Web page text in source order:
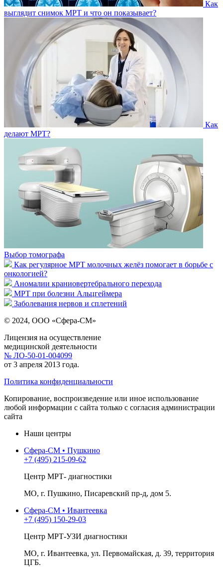
Как
выглядит снимок МРТ и что он показывает?
Как
делают МРТ?
Выбор томографа
Как регулярное МРТ молочных желёз помогает в борьбе с
онкологией?
Аномалии краниовертебрального перехода
МРТ при болезни Альцгеймера
Заболевания нервов и сплетений
© 2024, ООО «Сфера-СМ»
Лицензия на осуществление
медицинской деятельности
№ ЛО-50-01-004099
от 3 апреля 2013 года.
Политика конфиденциальности
Копирование, воспроизведение или иное использование
любой информации с сайта только с согласия администрации
сайта
Наши центры
Сфера-СМ • Пушкино
+7 (495) 215-09-62
Центр МРТ- диагностики
МО, г. Пушкино, Писаревский пр-д, дом 5.
Сфера-СМ • Ивантеевка
+7 (495) 150-29-03
Центр МРТ-УЗИ диагностики
МО, г. Ивантеевка, ул. Первомайская, д. 39, территория
ЦГБ.